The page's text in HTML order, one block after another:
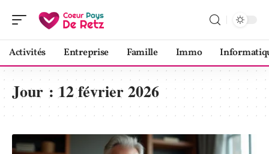
Activités Entreprise Famille Immo
Jour :12 février 2026